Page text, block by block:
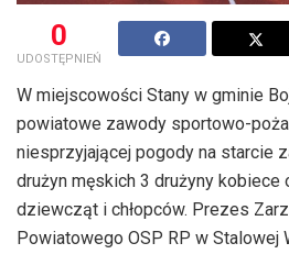
0
UDOSTĘPNIEŃ
W miejscowości Stany w gminie
powiatowe zawody sportowo-
niesprzyjającej pogody na starcie
drużyn męskich 3 drużyny kobiece
dziewcząt i chłopców. Prezes
Powiatowego OSP RP w Stalowej